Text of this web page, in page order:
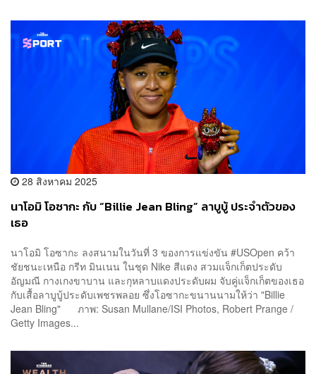
28 สิงหาคม 2025
นาโอมิ โอซากะ กับ “Billie Jean Bling” ลาบูบู้ ประจำตัวของ
เธอ
นาโอมิ โอซากะ ลงสนามในวันที่ 3 ของการแข่งขัน #USOpen คว้า
ชัยชนะเหนือ กรีท มินเนน ในชุด Nike สีแดง สวมแจ็กเก็ตประดับ
อัญมณี กางเกงขาบาน และกุหลาบแดงประดับผม จับคู่แจ็กเก็ตของเธอ
กับเสื้อลาบูบู้ประดับเพชรพลอย ซึ่งโอซากะขนานนามให้ว่า "Billie
Jean Bling" ภาพ: Susan Mullane/ISI Photos, Robert Prange /
Getty Images...